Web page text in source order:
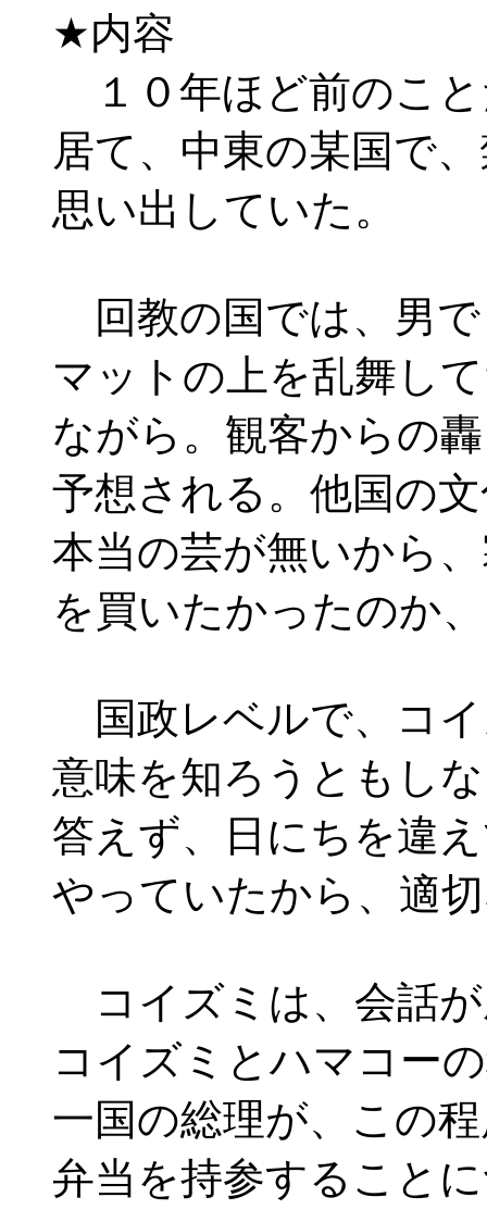
★内容
１０年ほど前のこと
居て、中東の某国で
思い出していた。
回教の国では、男で
マットの上を乱舞し
ながら。観客からの
予想される。他国の
本当の芸が無いから
を買いたかったのか
国政レベルで、コ
意味を知ろうともし
答えず、日にちを違
やっていたから、適
コイズミは、会話が
コイズミとハマコー
一国の総理が、この
弁当を持参すること